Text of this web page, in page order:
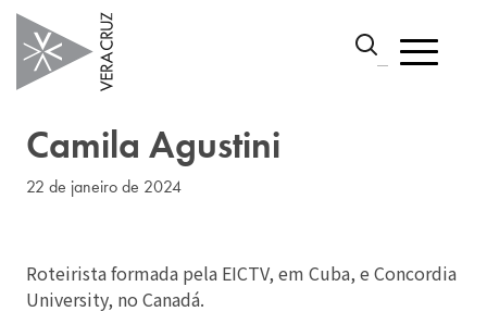
Camila Agustini
22 de janeiro de 2024
Roteirista formada pela EICTV, em Cuba, e Concordia
University, no Canadá.